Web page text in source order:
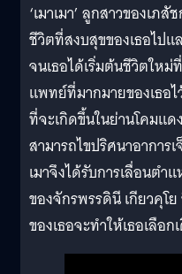
‘เมาเมา’ ลูกสาวของเ
ชีวิตที่สงบสุขของเธอไป
จนเธอได้เริ่มต้นชีวิตใหม่
แพทย์ที่มากมายของเธอ
ที่จะเกิดขึ้นในย่านโคมแ
สามารถไขปริศนาอาการ
เมาจึงได้รับการเลื่อนตำ
ของจักรพรรดินี เกียวคุโ
ของเธอจะทำให้เธอเลือ